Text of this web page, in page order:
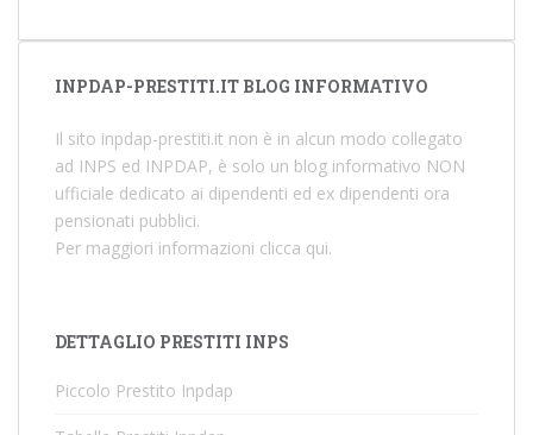
INPDAP-PRESTITI.IT BLOG INFORMATIVO
Il sito inpdap-prestiti.it non è in alcun modo collegato
ad INPS ed INPDAP, è solo un blog informativo NON
ufficiale dedicato ai dipendenti ed ex dipendenti ora
pensionati pubblici.
Per maggiori informazioni clicca qui.
DETTAGLIO PRESTITI INPS
Piccolo Prestito Inpdap